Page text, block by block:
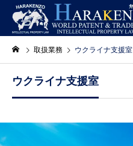
取扱業務 ウクライナ支援室
ウクライナ支援室